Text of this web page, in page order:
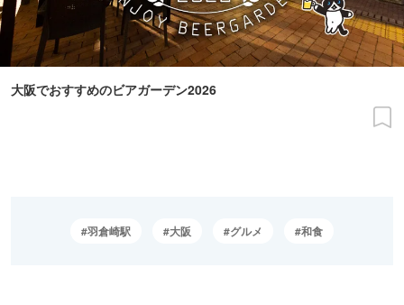
大阪でおすすめのビアガーデン2026
羽倉崎駅 大阪 グルメ 和食